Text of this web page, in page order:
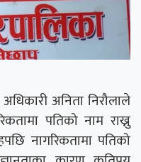
अनिता निरौलाले
पतिको नाम राख्नु
नागरिकतामा पतिको